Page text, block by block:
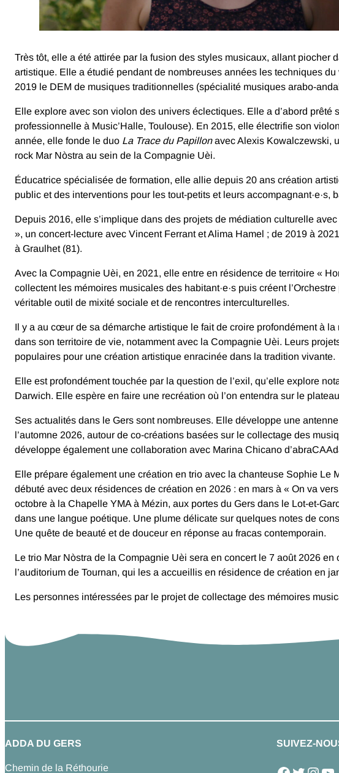
Très tôt, elle a été attirée par la fusion des styles musicaux, allant
artistique. Elle a étudié pendant de nombreuses années les techniques
2019 le DEM de musiques traditionnelles (spécialité musiques arabo-
Elle explore avec son violon des univers éclectiques. Elle a d’abord
professionnelle à Music’Halle, Toulouse). En 2015, elle électrifie son
année, elle fonde le duo La Trace du Papillonavec Alexis Kowalczewski,
rock Mar Nòstra au sein de la Compagnie Uèi.
Éducatrice spécialisée de formation, elle allie depuis 20 ans création
public et des interventions pour les tout-petits et leurs
Depuis 2016, elle s’implique dans des projets de médiation culturelle
», un concert-lecture avec Vincent Ferrant et Alima Hamel ; de 2019 à
à Graulhet (81).
Avec la Compagnie Uèi, en 2021, elle entre en résidence de territoire «
collectent les mémoires musicales des habitant·e·s puis créent
véritable outil de mixité sociale et de rencontres interculturelles.
Il y a au cœur de sa démarche artistique le fait de croire profondément à
dans son territoire de vie, notamment avec la Compagnie Uèi. Leurs
populaires pour une création artistique enracinée dans la tradition vivante.
Elle est profondément touchée par la question de l’exil, qu’elle explore
Darwich. Elle espère en faire une recréation où l’on entendra sur le
Ses actualités dans le Gers sont nombreuses. Elle développe une
l’automne 2026, autour de co-créations basées sur le collectage des
développe également une collaboration avec Marina Chicano
Elle prépare également une création en trio avec la chanteuse Sophie Le
débuté avec deux résidences de création en 2026 : en mars à « On va
octobre à la Chapelle YMA à Mézin, aux portes du Gers dans le Lot-et-
dans une langue poétique. Une plume délicate sur quelques notes de
Une quête de beauté et de douceur en réponse au fracas contemporain.
Le trio Mar Nòstra de la Compagnie Uèi sera en concert le 7 août 2026
l’auditorium de Tournan, qui les a accueillis en résidence de création en
Les personnes intéressées par le projet de collectage des mémoires
ADDA DU GERS
Chemin de la Réthourie
SUIVEZ-